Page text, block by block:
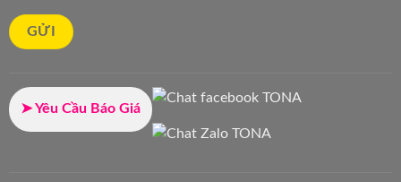
➤ Yêu Cầu Báo Giá